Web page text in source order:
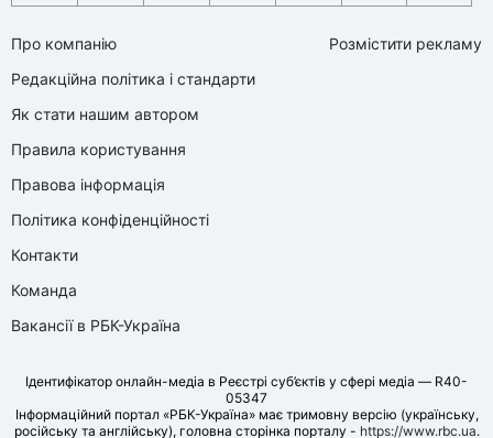
Про компанію
Редакційна політика і стандарти
Як стати нашим автором
Правила користування
Правова інформація
Політика конфіденційності
Контакти
Команда
Вакансії в РБК-Україна
Розмістити рекламу
Ідентифікатор онлайн-медіа в Реєстрі суб’єктів у сфері медіа — R40-
05347
Інформаційний портал «РБК-Україна» має тримовну версію (українську,
російську та англійську), головна сторінка порталу - https://www.rbc.ua.